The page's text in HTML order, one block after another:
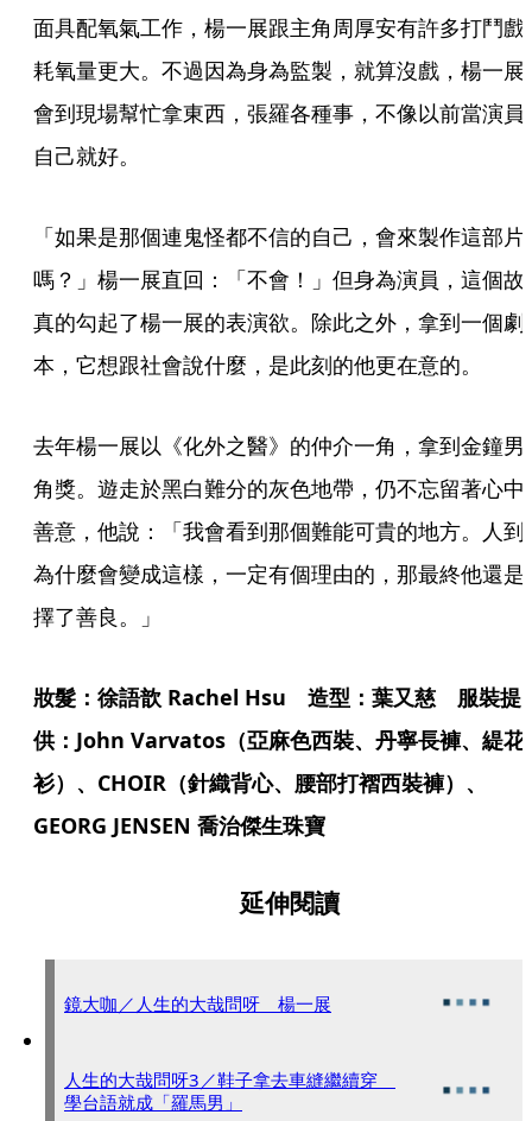
面具配氧氣工作，楊一展跟主角周厚安有許多打鬥戲
耗氧量更大。不過因為身為監製，就算沒戲，楊一展
會到現場幫忙拿東西，張羅各種事，不像以前當演員
自己就好。
「如果是那個連鬼怪都不信的自己，會來製作這部片
嗎？」楊一展直回：「不會！」但身為演員，這個故
真的勾起了楊一展的表演欲。除此之外，拿到一個劇
本，它想跟社會說什麼，是此刻的他更在意的。
去年楊一展以《化外之醫》的仲介一角，拿到金鐘男
角獎。遊走於黑白難分的灰色地帶，仍不忘留著心中
善意，他說：「我會看到那個難能可貴的地方。人到
為什麼會變成這樣，一定有個理由的，那最終他還是
擇了善良。」
妝髮：徐語歆 Rachel Hsu 造型：葉又慈　服裝提
供：John Varvatos（亞麻色西裝、丹寧長褲、緹花
衫）、CHOIR（針織背心、腰部打褶西裝褲）、
GEORG JENSEN 喬治傑生珠寶
延伸閱讀
鏡大咖／人生的大哉問呀 楊一展
人生的大哉問呀3／鞋子拿去車縫繼續穿
學台語就成「羅馬男」